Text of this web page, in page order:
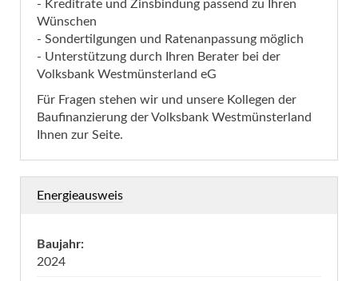
- Kreditrate und Zinsbindung passend zu Ihren
Wünschen
- Sondertilgungen und Ratenanpassung möglich
- Unterstützung durch Ihren Berater bei der
Volksbank Westmünsterland eG
Für Fragen stehen wir und unsere Kollegen der
Baufinanzierung der Volksbank Westmünsterland
Ihnen zur Seite.
Energieausweis
Baujahr:
2024